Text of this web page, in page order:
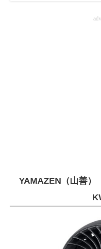
YAMAZEN（山善）